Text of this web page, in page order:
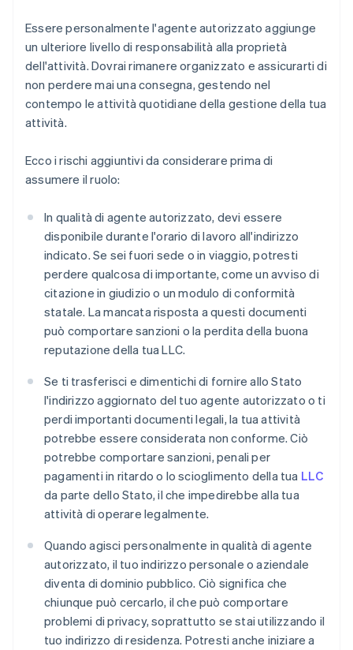
Essere personalmente l'agente autorizzato aggiunge
un ulteriore livello di responsabilità alla proprietà
dell'attività. Dovrai rimanere organizzato e assicurarti di
non perdere mai una consegna, gestendo nel
contempo le attività quotidiane della gestione della tua
attività.
Ecco i rischi aggiuntivi da considerare prima di
assumere il ruolo:
In qualità di agente autorizzato, devi essere
disponibile durante l'orario di lavoro all'indirizzo
indicato. Se sei fuori sede o in viaggio, potresti
perdere qualcosa di importante, come un avviso di
citazione in giudizio o un modulo di conformità
statale. La mancata risposta a questi documenti
può comportare sanzioni o la perdita della buona
reputazione della tua LLC.
Se ti trasferisci e dimentichi di fornire allo Stato
l'indirizzo aggiornato del tuo agente autorizzato o ti
perdi importanti documenti legali, la tua attività
potrebbe essere considerata non conforme. Ciò
potrebbe comportare sanzioni, penali per
pagamenti in ritardo o lo scioglimento della tua LLC
da parte dello Stato, il che impedirebbe alla tua
attività di operare legalmente.
Quando agisci personalmente in qualità di agente
autorizzato, il tuo indirizzo personale o aziendale
diventa di dominio pubblico. Ciò significa che
chiunque può cercarlo, il che può comportare
problemi di privacy, soprattutto se stai utilizzando il
tuo indirizzo di residenza. Potresti anche iniziare a